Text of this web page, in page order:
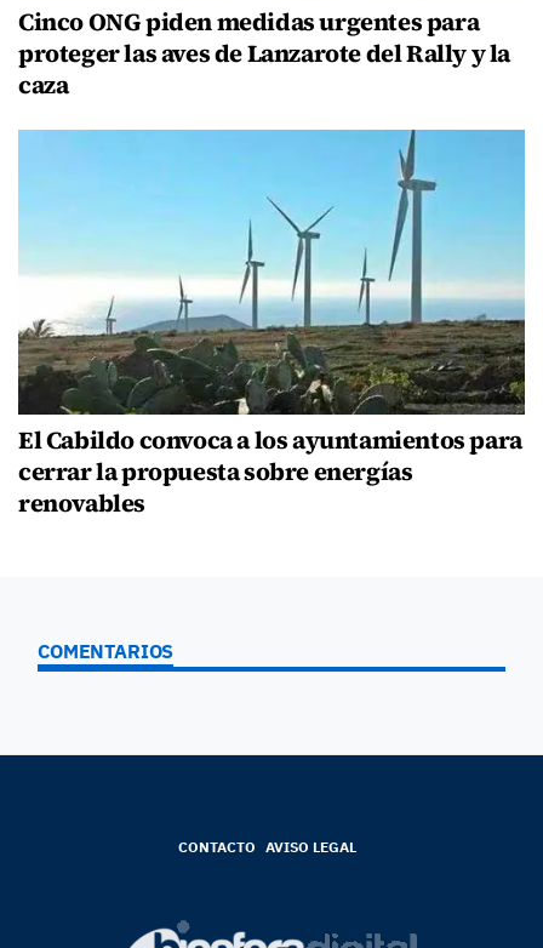
Cinco ONG piden medidas urgentes para
proteger las aves de Lanzarote del Rally y la
caza
El Cabildo convoca a los ayuntamientos para
cerrar la propuesta sobre energías
renovables
COMENTARIOS
CONTACTO AVISO LEGAL